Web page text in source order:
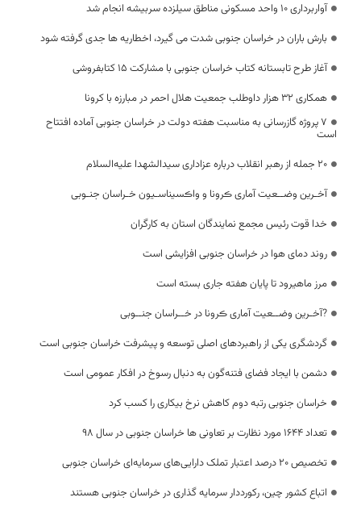
آواربرداری ۱۰ واحد مسکونی مناطق سیلزده سربیشه انجام شد
بارش باران در خراسان جنوبی شدت می گیرد، اخطاریه ها جدی گرفته شود
آغاز طرح تابستانه کتاب خراسان جنوبی با مشارکت 15 کتابفروشی
همکاری ۳۲ هزار داوطلب جمعیت هلال احمر در مبارزه با کرونا
۷ پروژه گازرسانی به مناسبت هفته دولت در خراسان جنوبی آماده افتتاح
است
20 جمله از رهبر انقلاب درباره عزاداری سیدالشهدا علیه‌السلام
آخـرین وضــعیت آماری ڪرونا و واڪسیناسـیون خـراسان جنـوبی
خدا قوت رئیس مجمع نمایندگان استان به کارگران
روند دمای هوا در خراسان جنوبی افزایشی است
مرز ماهیرود تا پایان هفته جاری بسته است
?آخـرین وضــعیت آماری ڪرونا در خــراسان جنــوبی
گردشگری یکی از راهبردهای اصلی توسعه و پیشرفت خراسان جنوبی است
دشمن با ایجاد فضای فتنه‌گون به دنبال رسوخ در افکار عمومی است
خراسان جنوبی رتبه دوم کاهش نرخ بیکاری را کسب کرد
تعداد 1644 مورد نظارت بر تعاونی ها خراسان جنوبی در سال 98
تخصیص ۲۰ درصد اعتبار تملک دارایی‌های سرمایه‌ای خراسان جنوبی
اتباع کشور چین، رکورددار سرمایه‌ گذاری در خراسان جنوبی هستند